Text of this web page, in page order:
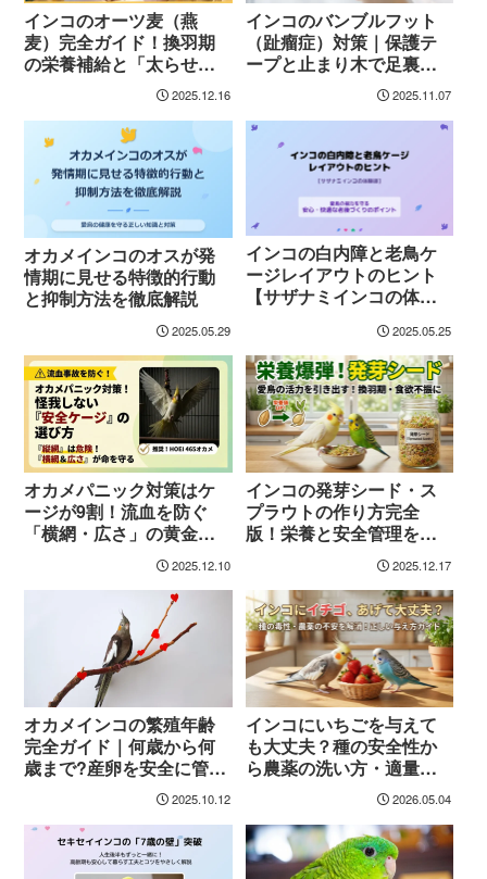
インコのオーツ麦（燕
麦）完全ガイド！換羽期
の栄養補給と「太らせな
2025.12.16
インコのバンブルフット
（趾瘤症）対策｜保護テ
ープと止まり木で足裏の
2025.11.07
オカメインコのオスが発
情期に見せる特徴的行動
と抑制方法を徹底解説
2025.05.29
インコの白内障と老鳥ケ
ージレイアウトのヒント
【サザナミインコの体験
2025.05.25
オカメパニック対策はケ
ージが9割！流血を防ぐ
「横網・広さ」の黄金ル
2025.12.10
インコの発芽シード・ス
プラウトの作り方完全
版！栄養と安全管理を徹
2025.12.17
オカメインコの繁殖年齢
完全ガイド｜何歳から何
歳まで?産卵を安全に管理
2025.10.12
インコにいちごを与えて
も大丈夫？種の安全性か
ら農薬の洗い方・適量ま
2026.05.04